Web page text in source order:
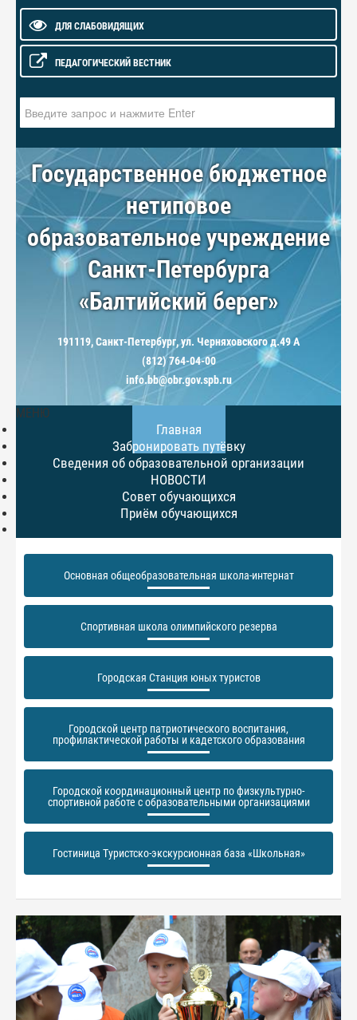
ДЛЯ СЛАБОВИДЯЩИХ
ПЕДАГОГИЧЕСКИЙ ВЕСТНИК
Государственное бюджетное
нетиповое
образовательное учреждение
Санкт-Петербурга
«Балтийский берег»
191119, Санкт-Петербург, ул. Черняховского д.49 А
(812) 764-04-00
info.bb@obr.gov.spb.ru
МЕНЮ
Главная
Забронировать путёвку
Сведения об образовательной организации
НОВОСТИ
Совет обучающихся
Приём обучающихся
Основная общеобразовательная школа-интернат
Спортивная школа олимпийского резерва
Городская Станция юных туристов
Городской центр патриотического воспитания,
профилактической работы и кадетского образования
Городской координационный центр по физкультурно-
спортивной работе с образовательными организациями
Гостиница Туристско-экскурсионная база «Школьная»